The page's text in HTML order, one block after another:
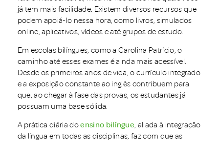
já tem mais facilidade. Existem diversos recursos que
podem apoiá-lo nessa hora, como livros, simulados
online, aplicativos, vídeos e até grupos de estudo.
Em escolas bilíngues, como a Carolina Patrício, o
caminho até esses exames é ainda mais acessível.
Desde os primeiros anos de vida, o currículo integrado
e a exposição constante ao inglês contribuem para
que, ao chegar à fase das provas, os estudantes já
possuam uma base sólida.
A prática diária doensino bilíngue , aliada à integração
da língua em todas as disciplinas, faz com que as